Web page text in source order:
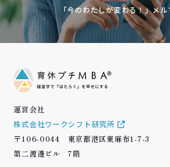
「今のわたしが変わる！」メ
運営会社
株式会社ワークシフト研究所
〒106-0044 東京都港区東麻布1-7-3
第二渡邊ビル 7階